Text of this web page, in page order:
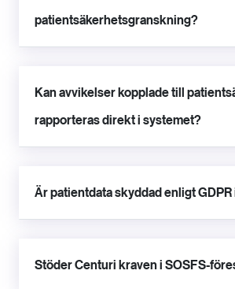
patientsäkerhetsgranskning?
Kan avvikelser kopplade till
rapporteras direkt i systemet?
Är patientdata skyddad enligt
Stöder Centuri kraven i SOSFS-